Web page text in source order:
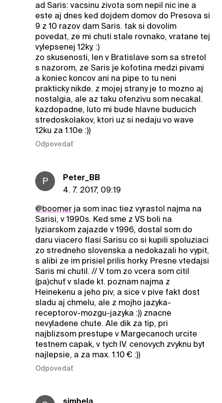
ad Saris: vacsinu zivota som nepil nic ine a
este aj dnes ked dojdem domov do Presova si
9 z 10 razov dam Saris. tak si dovolim
povedat, ze mi chuti stale rovnako, vratane tej
vylepsenej 12ky. :)
zo skusenosti, len v Bratislave som sa stretol
s nazorom, ze Saris je kofotina medzi pivami
a koniec koncov ani na pipe to tu neni
prakticky nikde. z mojej strany je to mozno aj
nostalgia, ale az taku ofenzivu som necakal.
kazdopadne, luto mi bude hlavne buducich
stredoskolakov, ktori uz si nedaju vo wave
12ku za 1.10e :))
Odpovedať
P
Peter_BB
4. 7. 2017, 09:19
@boomerja som inac tiez vyrastol najma na
Sarisi, v 1990s. Ked sme z VS boli na
lyziarskom zajazde v 1996, dostal som do
daru viacero flasi Sarisu co si kupili spoluziaci
zo stredneho slovenska a nedokazali ho vypit,
s alibi ze im prisiel prilis horky. Presne vtedajsi
Saris mi chutil. // V tom zo vcera som citil
(pa)chuť v slade kt. poznam najma z
Heinekenu a jeho piv, a sice v pive fakt dost
sladu aj chmelu, ale z mojho jazyka-
receptorov-mozgu-jazyka :)) znacne
nevyladene chute. Ale dik za tip, pri
najblizsom prestupe v Margecanoch urcite
testnem capak, v tych IV. cenovych zvyknu byt
najlepsie, a za max. 1.10 € :))
Odpovedať